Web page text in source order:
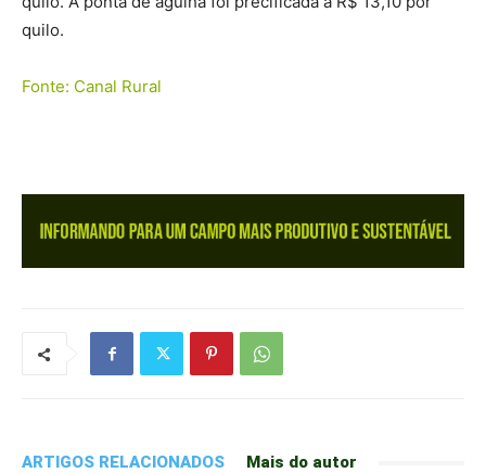
quilo.
Fonte: Canal Rural
ARTIGOS RELACIONADOS Mais do autor